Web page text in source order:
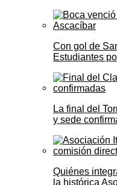
Con gol de
Estudiantes
La final del
y sede
Quiénes
la histórica